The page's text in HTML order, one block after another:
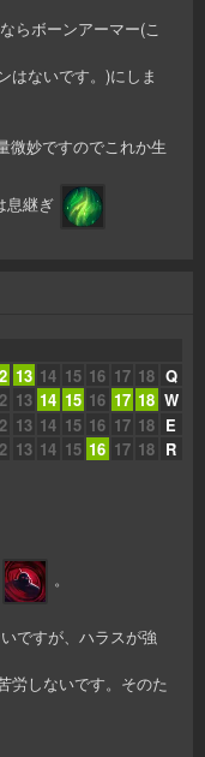
らボーンアーマー(こ
はないです。)にしま
微妙ですのでこれか生
息継ぎ
13 14 15 16 17 18 Q
13 14 15 16 17 18 W
13 14 15 16 17 18 E
13 14 15 16 17 18 R
。
ですが、ハラスが強
労しないです。そのた